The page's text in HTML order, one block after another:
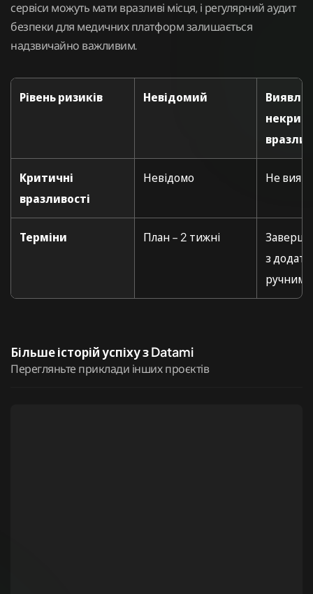
сервіси можуть мати вразливі місця, і регулярний аудит
безпеки для медичних платформ залишається
надзвичайно важливим.
Рівень ризиків Невідомий
Критичні
вразливості
Невідомо Не
Терміни План – 2 тижні
з
ручним
Більше історій успіху з Datami
Перегляньте приклади інших проєктів